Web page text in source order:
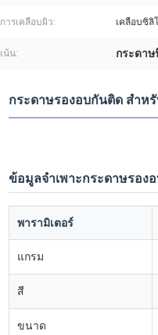
การเคลือบผิว: เคลือบซิลิ
เน้น: กระดาษ
กระดาษรองอบกันติด สำห
ข้อมูลจำเพาะกระดาษรอง
พารามิเตอร์
แกรม
สี
ขนาด